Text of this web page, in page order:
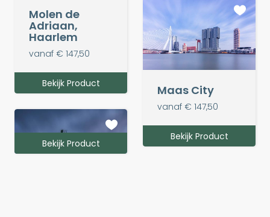
Molen de
Adriaan,
Haarlem
vanaf € 147,50
Bekijk Product Maas City
vanaf € 147,50
Bekijk Product
Bekijk Product
Bekijk Product
Bekijk Product
Bekijk Product
Bekijk Product